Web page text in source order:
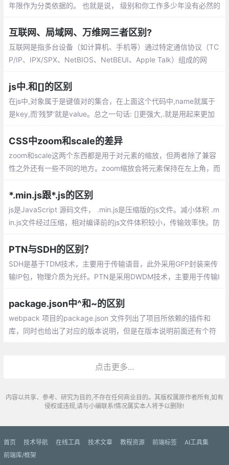
年限作为分类依据的。 也就是说， 级别和你工作多少年没有必然的
工程师， 工作短短两三年， 就跻身高级工程师的行列。
互联网、局域网、万维网三者区别?
互联网是指多台设备（如计算机、手机等）通过特定通信协议（TC
P/IP、IPX/SPX、NetBIOS、NetBEUI、Apple Talk）组成的网
般不大于10公里，而且通常只使用一种传输介质
js中.和[]的区别
在js中,对象属于是键值对的集合，在上面这个代码中,name就属于
是key,而‘残梦‘就是value。总之一句话: []更强大,.就是用起来更加
CSS中zoom和scale的差异
zoom和scale这两个东西都是用于对元素的缩放，但两者除了兼容
性之外还有一些不同的地方。zoom缩放会将元素保持在左上角，而
*.min.js跟*.js的区别
js是JavaScript 源码文件， .min.js是压缩版的js文件。减小体积 .m
in.js文件经过压缩，相对编译前的js文件体积较小，传输效率快。防
PTN与SDH的区别？
SDH是基于TDM技术，主要用于传输语音，此外采用GFP封装来传
输IP包，物理介质为光纤。PTN是采用DWDM技术，主要用于传输I
package.json中^和~的区别
webpack 项目的package.json 文件列出了项目所依赖的插件和
库，同时也给出了对应的版本说明，但是在版本说明前面还有个符
点击更多...
内容以共享、参考、研究为目的,不存在任何商业目的。其版权属原作者所有,如有
侵权或违规,请与小编联系!情况属实本人将予以删除!
首页 技术导航 在线工具 技术文章 教程资源 前端标签
AI工具集
前端库/框架